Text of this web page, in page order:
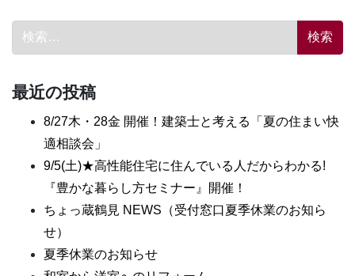
検索:
最近の投稿
8/27木・28金 開催！建築士と考える「夏の住まい快
適相談会」
9/5(土)★高性能住宅に住んでいる人だからわかる!
『豊かな暮らし方セミナー』開催！
ちょっ蔵鶴見 NEWS（受付窓口夏季休業のお知ら
せ）
夏季休業のお知らせ